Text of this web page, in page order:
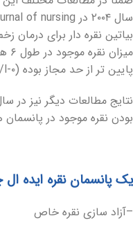
پایین تر از حد مجاز بوده (۰-۹۶nmol/l)
نتایج مطالعات دیگر نیز
بودن نقره موجود در پانسمان
یک پانسمان نقره ایده
–آزاد سازی نقره خاص